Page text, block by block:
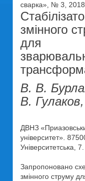
сварка», № 3,
змінного
для
В. В.
В.
ДВНЗ
університет».
Університетська,
Запропоновано
змінного струму